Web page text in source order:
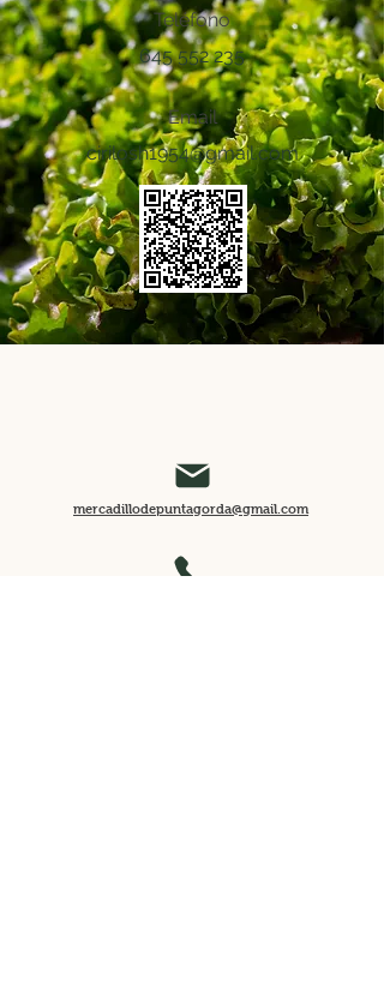
Teléfono
645 552 235
Email
cirilosh1954@gmail.com
mercadillodepuntagorda@gmail.com